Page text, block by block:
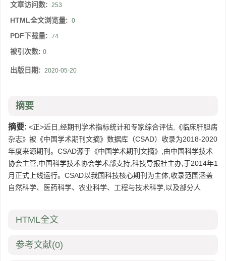
文章访问数: 253
HTML全文浏览量: 0
PDF下载量: 74
被引次数: 0
出版日期: 2020-05-20
摘要
摘要: <正>近日,经期刊学术指标统计和专家综合评估,《临床肝胆病
杂志》被《中国学术期刊文摘》数据库（CSAD）收录为2018-2020
年度来源期刊。CSAD源于《中国学术期刊文摘》,由中国科学技术
协会主管,中国科学技术协会学术部支持,科技导报社主办,于2014年1
月正式上线运行。CSAD以我国科技核心期刊为主体,收录范围涵盖
自然科学、医药科学、农业科学、工程与技术科学,以及部分人
HTML全文
参考文献(0)